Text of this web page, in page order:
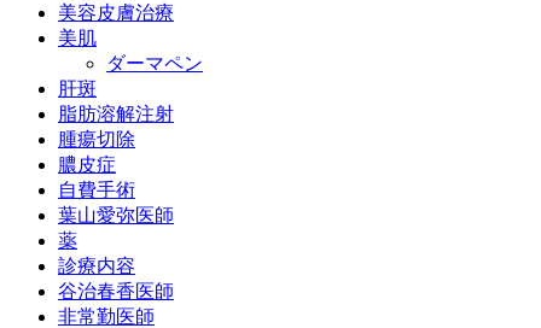
美容皮膚治療
美肌
ダーマペン
肝斑
脂肪溶解注射
腫瘍切除
膿皮症
自費手術
葉山愛弥医師
薬
診療内容
谷治春香医師
非常勤医師